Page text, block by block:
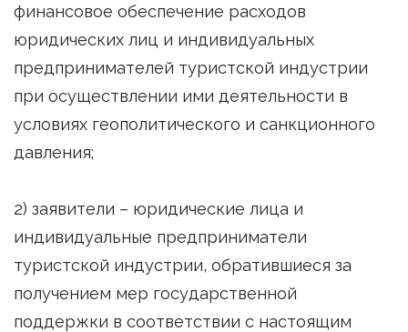
финансовое обеспечение расходов
юридических лиц и индивидуальных
предпринимателей туристской индустрии
при осуществлении ими деятельности в
условиях геополитического и санкционного
давления;
2) заявители – юридические лица и
индивидуальные предприниматели
туристской индустрии, обратившиеся за
получением мер государственной
поддержки в соответствии с настоящим